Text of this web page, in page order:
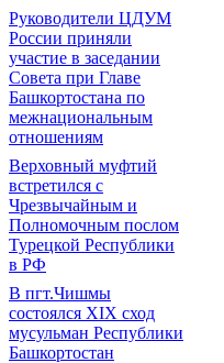
Руководители ЦДУМ
России приняли
участие в заседании
Совета при Главе
Башкортостана по
межнациональным
отношениям
Верховный муфтий
встретился с
Чрезвычайным и
Полномочным послом
Турецкой Республики
в РФ
В пгт.Чишмы
состоялся XIX сход
мусульман Республики
Башкортостан